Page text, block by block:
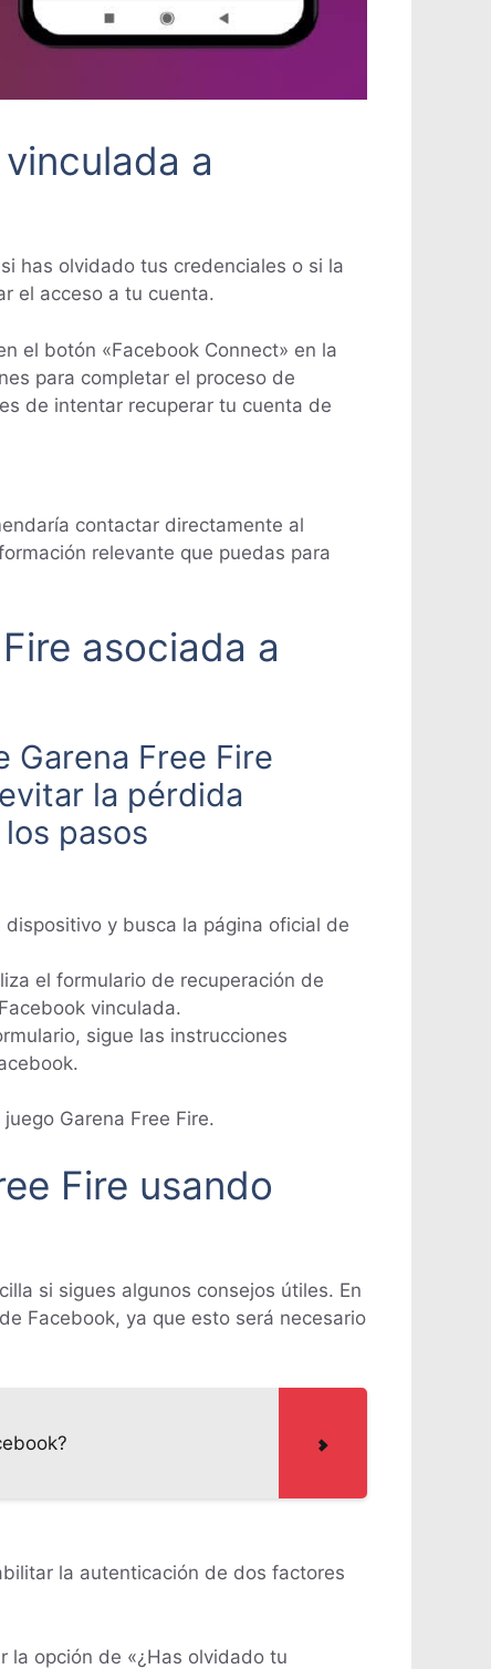
a
has olvidado tus credenciales o si la
el acceso a tu cuenta.
el botón «Facebook Connect» en la
para completar el proceso de
de intentar recuperar tu cuenta de
contactar directamente al
relevante que puedas para
asociada a
Garena Free Fire
la pérdida
pasos
y busca la página oficial de
el formulario de recuperación de
vinculada.
sigue las instrucciones
Garena Free Fire.
Fire usando
si sigues algunos consejos útiles. En
Facebook, ya que esto será necesario
la autenticación de dos factores
la opción de «¿Has olvidado tu